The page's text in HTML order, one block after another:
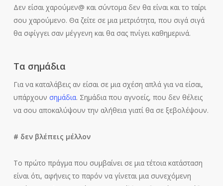
Δεν είσαι χαρούμεν@ και σύντομα δεν θα είναι και το ταίρι
σου χαρούμενο. Θα ζείτε σε μια μετριότητα, που σιγά σιγά
θα σφίγγει σαν μέγγενη και θα σας πνίγει καθημερινά.
Τα σημάδια
Για να καταλάβεις αν είσαι σε μια σχέση απλά για να είσαι,
υπάρχουν σημάδια. Σημάδια που αγνοείς, που δεν θέλεις
να σου αποκαλύψουν την αλήθεια γιατί θα σε ξεβολέψουν.
# δεν βλέπεις μέλλον
Το πρώτο πράγμα που συμβαίνει σε μια τέτοια κατάσταση
είναι ότι, αφήνεις το παρόν να γίνεται μια συνεχόμενη